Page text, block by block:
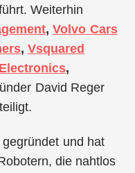
Weiterhin
gement,Volvo Cars
,Vsquared
,
David Reger
und hat
die nahtlos